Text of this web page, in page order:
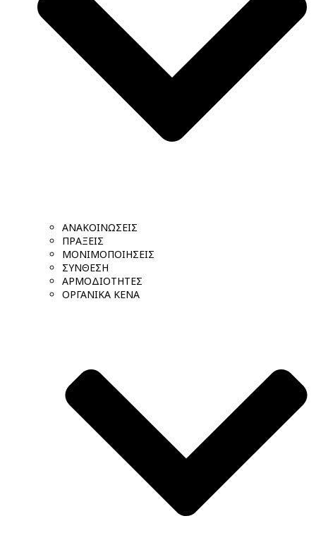
ΑΝΑΚΟΙΝΩΣΕΙΣ
ΠΡΑΞΕΙΣ
ΜΟΝΙΜΟΠΟΙΗΣΕΙΣ
ΣΥΝΘΕΣΗ
ΑΡΜΟΔΙΟΤΗΤΕΣ
ΟΡΓΑΝΙΚΑ ΚΕΝΑ